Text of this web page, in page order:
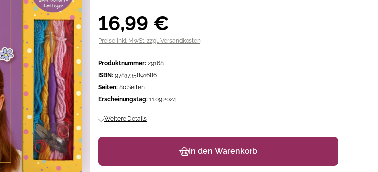
16,99 €
Preise inkl. MwSt. zzgl. Versandkosten
Produktnummer: 29168
ISBN: 9783735891686
Seiten: 80 Seiten
Erscheinungstag: 11.09.2024
Weitere Details
In den Warenkorb